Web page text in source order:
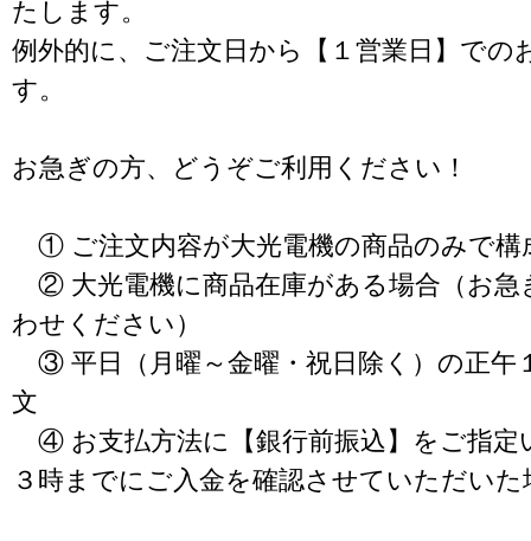
たします。
例外的に、ご注文日から【１営業日】での
す。
お急ぎの方、どうぞご利用ください！
① ご注文内容が大光電機の商品のみで構
② 大光電機に商品在庫がある場合（お急
わせください）
③ 平日（月曜～金曜・祝日除く）の正午
文
④ お支払方法に【銀行前振込】をご指定
３時までにご入金を確認させていただいた